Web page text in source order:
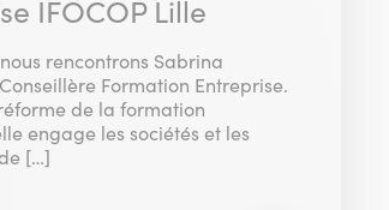
IFOCOP Lille
rencontrons Sabrina
Formation Entreprise.
de la formation
engage les sociétés et les
[…]